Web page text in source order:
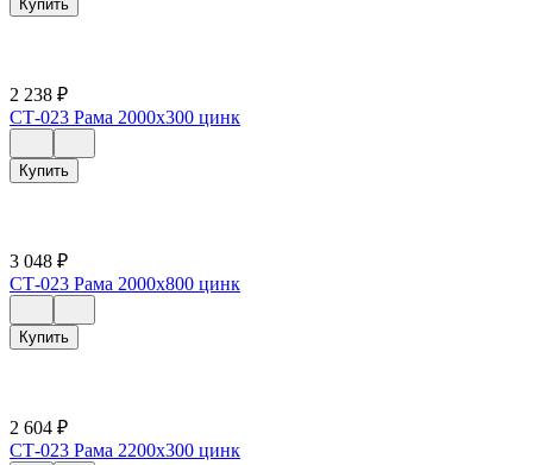
Купить
2 238 ₽
СТ-023 Рама 2000х300 цинк
Купить
3 048 ₽
СТ-023 Рама 2000х800 цинк
Купить
2 604 ₽
СТ-023 Рама 2200х300 цинк